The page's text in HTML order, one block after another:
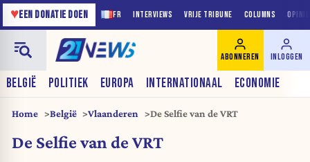
FR INTERVIEWS VRIJE TRIBUNE COLUMNS
♥EEN DONATIE DOEN
BELGIË POLITIEK EUROPA INTERNATIONAAL ECONOMIE
ABONNEREN INLOGGEN
Home België Vlaanderen De Selfie van de VRT
De Selfie van de VRT